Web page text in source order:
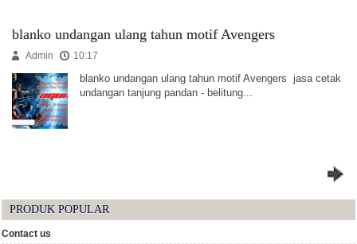
blanko undangan ulang tahun motif Avengers
Admin 10:17
blanko undangan ulang tahun motif Avengers jasa cetak
undangan tanjung pandan - belitung...
PRODUK POPULAR
Contact us